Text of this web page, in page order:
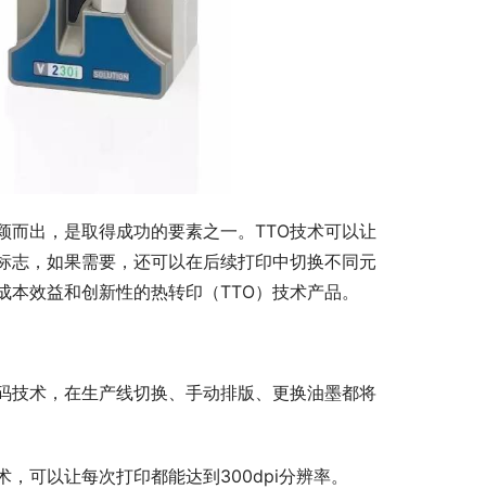
出，是取得成功的要素之一。TTO技术可以让
，如果需要，还可以在后续打印中切换不同元
效益和创新性的热转印（TTO）技术产品。
术，在生产线切换、手动排版、更换油墨都将
可以让每次打印都能达到300dpi分辨率。